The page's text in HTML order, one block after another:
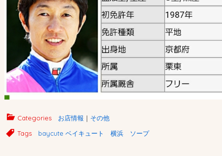
Categories お店情報 ｜ その他
Tags
baycute ベイキュート 横浜 ソープ